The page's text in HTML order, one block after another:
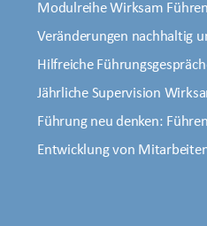
Modulreihe Wirksam Führen
Veränderungen nachhaltig
Hilfreiche
Jährliche Supervision
Führung neu denken:
Entwicklung von